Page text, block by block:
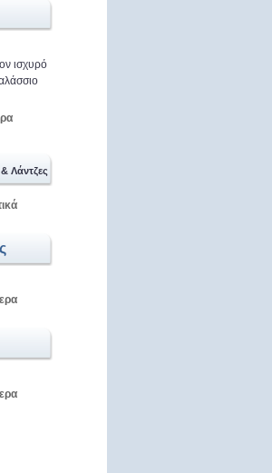
ισχυρό
Λάντζες